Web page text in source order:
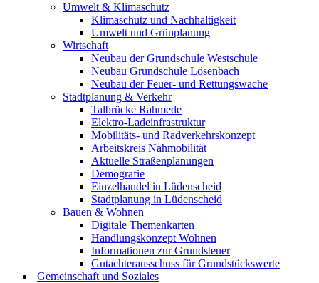
Umwelt & Klimaschutz
Klimaschutz und Nachhaltigkeit
Umwelt und Grünplanung
Wirtschaft
Neubau der Grundschule Westschule
Neubau Grundschule Lösenbach
Neubau der Feuer- und Rettungswache
Stadtplanung & Verkehr
Talbrücke Rahmede
Elektro-Ladeinfrastruktur
Mobilitäts- und Radverkehrskonzept
Arbeitskreis Nahmobilität
Aktuelle Straßenplanungen
Demografie
Einzelhandel in Lüdenscheid
Stadtplanung in Lüdenscheid
Bauen & Wohnen
Digitale Themenkarten
Handlungskonzept Wohnen
Informationen zur Grundsteuer
Gutachterausschuss für Grundstückswerte
Gemeinschaft und Soziales